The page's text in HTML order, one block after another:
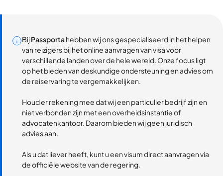
BijPassportahebben wij ons gespecialiseerd in het helpen
van reizigers bij het online aanvragen van visa voor
verschillende landen over de hele wereld. Onze focus ligt
op het bieden van deskundige ondersteuning en advies om
de reiservaring te vergemakkelijken.
Houd er rekening mee dat wij een particulier bedrijf zijn en
niet verbonden zijn met een overheidsinstantie of
advocatenkantoor. Daarom bieden wij geen juridisch
advies aan.
Als u dat liever heeft, kunt u een visum direct aanvragen via
de officiële website van de regering.